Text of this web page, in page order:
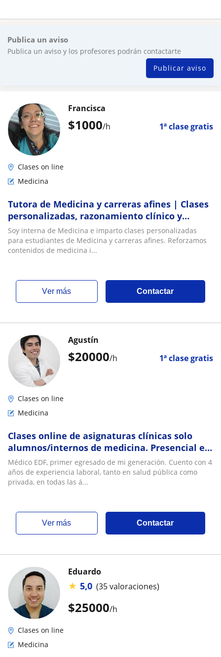
Publica un aviso
Publica un aviso y los profesores podrán contactarte
Publicar aviso
$1000/h 1ª clase gratis
Francisca
Clases on line
Medicina
Tutora de Medicina y carreras afines | Clases
personalizadas, razonamiento clínico y
técnicas de estudio
Soy interna de Medicina e imparto clases personalizadas
para estudiantes de Medicina y carreras afines. Reforzamos
contenidos de medicina i...
ver más Contactar
$20000/h 1ª clase gratis
Agustín
Clases on line
Medicina
Clases online de asignaturas clínicas solo
alumnos/internos de medicina. Presencial en
Temuco
Médico EDF, primer egresado de mi generación. Cuento con 4
años de experiencia laboral, tanto en salud pública como
privada, en todas las á...
ver más Contactar
$25000/h
Eduardo
★ 5,0 (35 valoraciones)
Clases on line
Medicina